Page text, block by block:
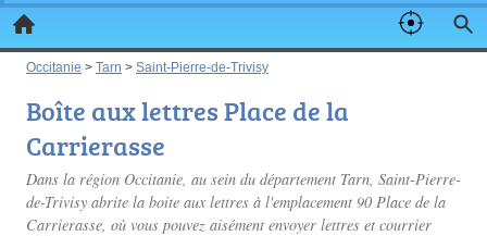
Occitanie > Tarn > Saint-Pierre-de-Trivisy
Boîte aux lettres Place de la
Carrierasse
Dans la région Occitanie, au sein du département Tarn, Saint-Pierre-
de-Trivisy abrite la boite aux lettres à l'emplacement 90 Place de la
Carrierasse, où vous pouvez aisément envoyer lettres et courrier